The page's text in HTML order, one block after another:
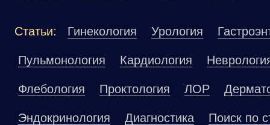
Статьи: Гинекология Урология
Пульмонология Кардиология
Флебология Проктология ЛОР
Эндокринология Диагностика Поиск по